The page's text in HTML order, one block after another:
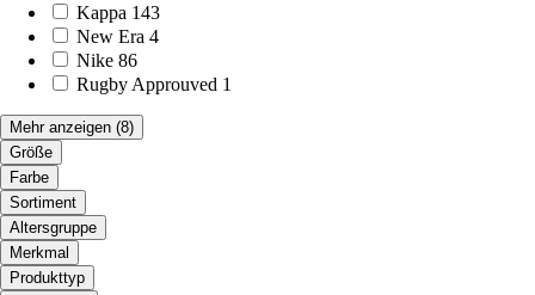
Kappa 143
New Era 4
Nike 86
Rugby Approuved 1
Mehr anzeigen (8)
Größe
Farbe
Sortiment
Altersgruppe
Merkmal
Produkttyp